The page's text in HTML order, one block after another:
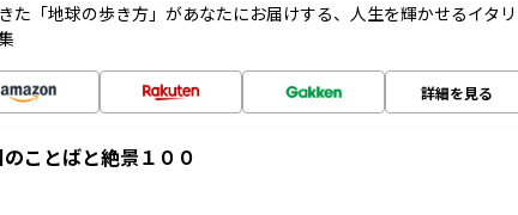
た「地球の歩き方」があなたにお届けする、人生を輝かせるイタリ
詳細を見る
ことばと絶景１００